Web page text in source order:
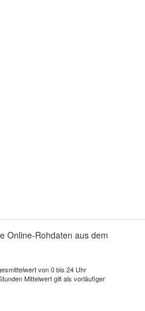
Online-Rohdaten aus dem
von 0 bis 24 Uhr
Mittelwert gilt als vorläufiger